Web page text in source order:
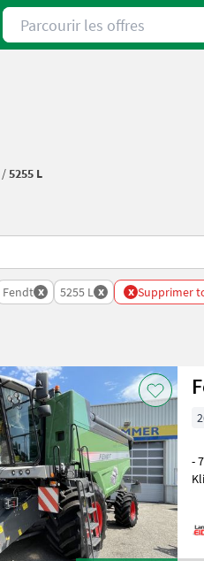
Parcourir les offres
/5255 L
Fendt x 5255 L x x Supprimer
-